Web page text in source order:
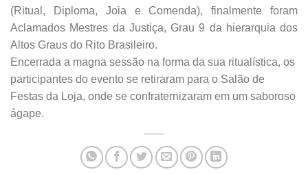
(Ritual, Diploma, Joia e Comenda), finalmente foram
Aclamados Mestres da Justiça, Grau 9 da hierarquia dos
Altos Graus do Rito Brasileiro.
Encerrada a magna sessão na forma da sua ritualística, os
participantes do evento se retiraram para o Salão de
Festas da Loja, onde se confraternizaram em um saboroso
ágape.